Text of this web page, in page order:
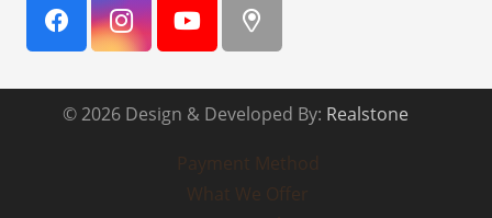
© 2026 Design & Developed By: Realstone
Payment Method
What We Offer